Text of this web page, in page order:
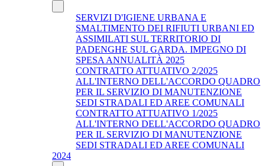
SERVIZI D'IGIENE URBANA E
SMALTIMENTO DEI RIFIUTI URBANI ED
ASSIMILATI SUL TERRITORIO DI
PADENGHE SUL GARDA. IMPEGNO DI
SPESA ANNUALITÀ 2025
CONTRATTO ATTUATIVO 2/2025
ALL'INTERNO DELL'ACCORDO QUADRO
PER IL SERVIZIO DI MANUTENZIONE
SEDI STRADALI ED AREE COMUNALI
CONTRATTO ATTUATIVO 1/2025
ALL'INTERNO DELL'ACCORDO QUADRO
PER IL SERVIZIO DI MANUTENZIONE
SEDI STRADALI ED AREE COMUNALI
2024